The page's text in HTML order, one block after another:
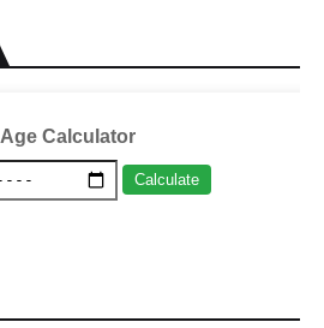
Age Calculator
Calculate